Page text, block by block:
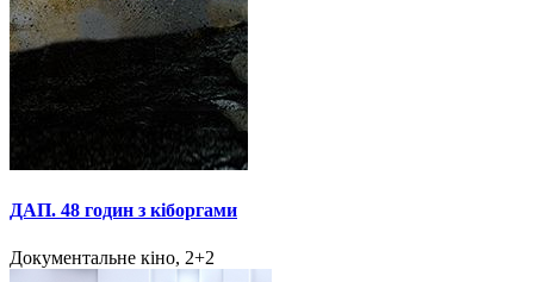
ДАП. 48 годин з кіборгами
Документальне кіно, 2+2